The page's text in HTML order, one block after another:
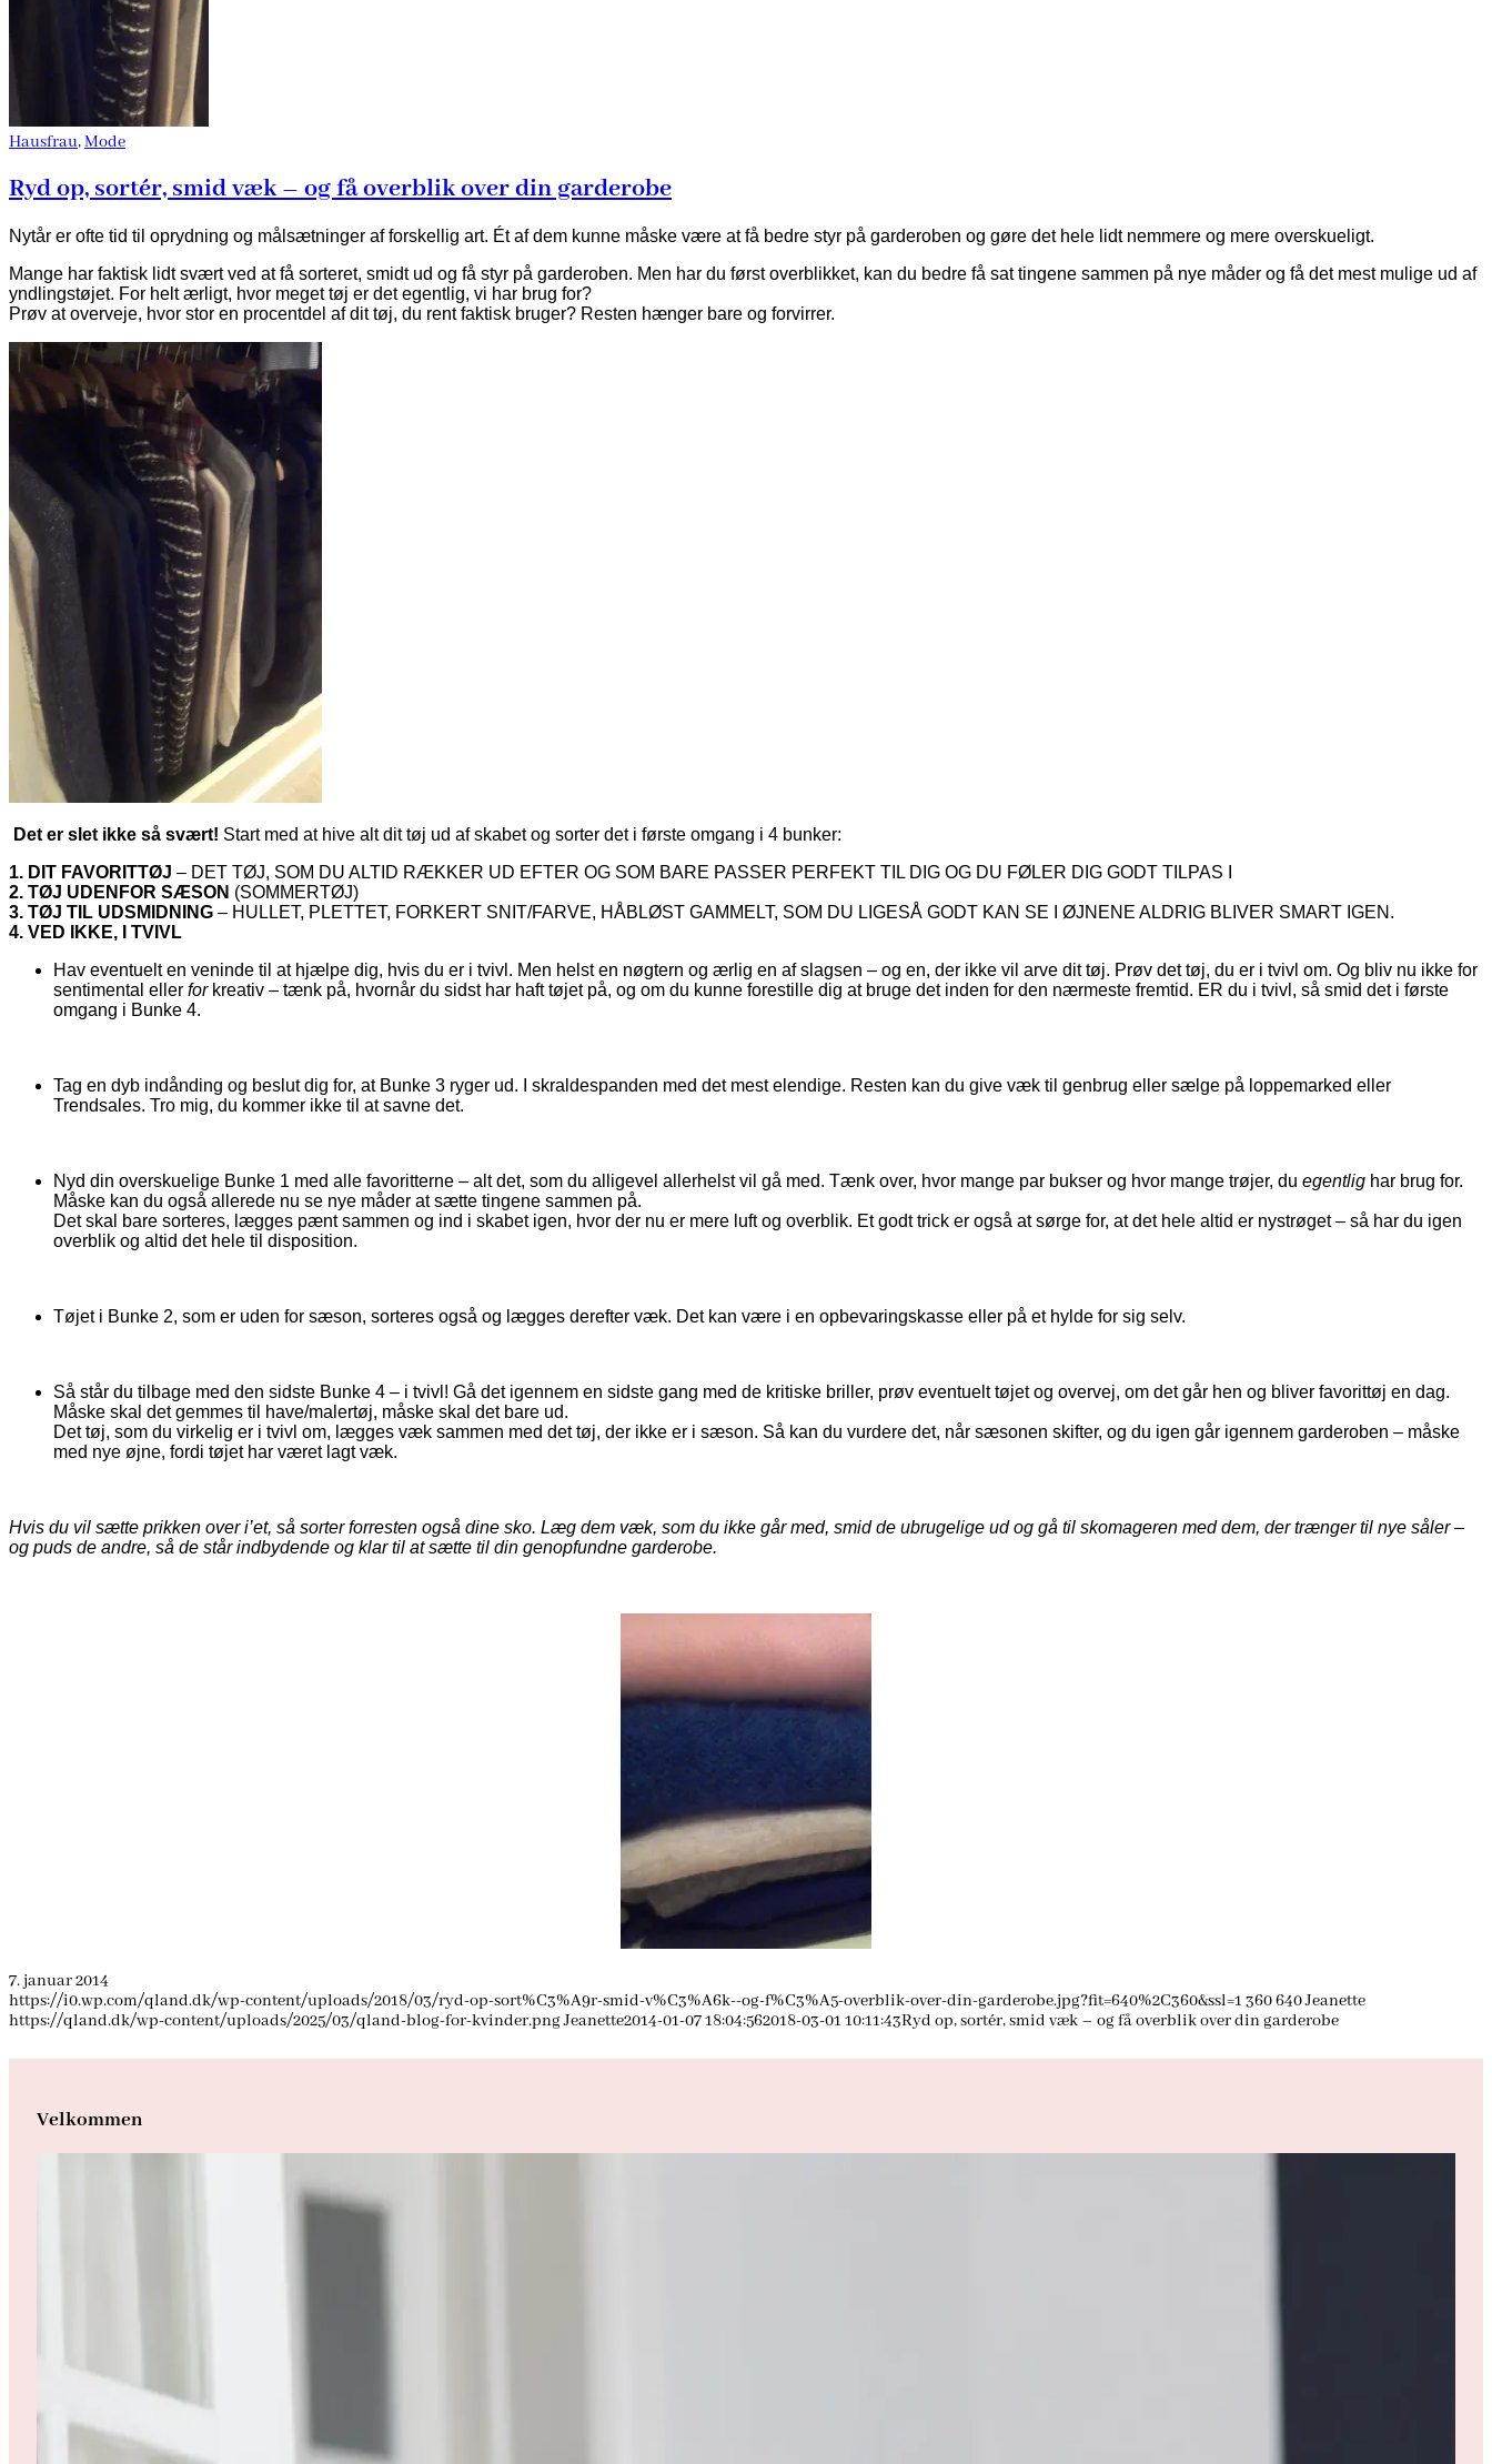
Hausfrau,Mode
Ryd op, sortér, smid væk – og få overblik over din garderobe
Nytår er ofte tid til oprydning og målsætninger af forskellig art. Ét af dem kunne måske være at få bedre styr på garderoben og gøre det hele lidt nemmere og mere overskueligt.
Mange har faktisk lidt svært ved at få sorteret, smidt ud og få styr på garderoben. Men har du først overblikket, kan du bedre få sat tingene sammen på nye måder og få det mest mulige ud af
yndlingstøjet. For helt ærligt, hvor meget tøj er det egentlig, vi har brug for?
Prøv at overveje, hvor stor en procentdel af dit tøj, du rent faktisk bruger? Resten hænger bare og forvirrer.
Det er slet ikke så svært! Start med at hive alt dit tøj ud af skabet og sorter det i første omgang i 4 bunker:
1. DIT FAVORITTØJ – DET TØJ, SOM DU ALTID RÆKKER UD EFTER OG SOM BARE PASSER PERFEKT TIL DIG OG DU FØLER DIG GODT TILPAS I
2. TØJ UDENFOR SÆSON (SOMMERTØJ)
3. TØJ TIL UDSMIDNING – HULLET, PLETTET, FORKERT SNIT/FARVE, HÅBLØST GAMMELT, SOM DU LIGESÅ GODT KAN SE I ØJNENE ALDRIG BLIVER SMART IGEN.
4. VED IKKE, I TVIVL
Hav eventuelt en veninde til at hjælpe dig, hvis du er i tvivl. Men helst en nøgtern og ærlig en af slagsen – og en, der ikke vil arve dit tøj. Prøv det tøj, du er i tvivl om. Og bliv nu ikke for
sentimental eller forkreativ – tænk på, hvornår du sidst har haft tøjet på, og om du kunne forestille dig at bruge det inden for den nærmeste fremtid. ER du i tvivl, så smid det i første
omgang i Bunke 4.
Tag en dyb indånding og beslut dig for, at Bunke 3 ryger ud. I skraldespanden med det mest elendige. Resten kan du give væk til genbrug eller sælge på loppemarked eller
Trendsales. Tro mig, du kommer ikke til at savne det.
Nyd din overskuelige Bunke 1 med alle favoritterne – alt det, som du alligevel allerhelst vil gå med. Tænk over, hvor mange par bukser og hvor mange trøjer, du egentlig har brug for.
Måske kan du også allerede nu se nye måder at sætte tingene sammen på.
Det skal bare sorteres, lægges pænt sammen og ind i skabet igen, hvor der nu er mere luft og overblik. Et godt trick er også at sørge for, at det hele altid er nystrøget – så har du igen
overblik og altid det hele til disposition.
Tøjet i Bunke 2, som er uden for sæson, sorteres også og lægges derefter væk. Det kan være i en opbevaringskasse eller på et hylde for sig selv.
Så står du tilbage med den sidste Bunke 4 – i tvivl! Gå det igennem en sidste gang med de kritiske briller, prøv eventuelt tøjet og overvej, om det går hen og bliver favorittøj en dag.
Måske skal det gemmes til have/malertøj, måske skal det bare ud.
Det tøj, som du virkelig er i tvivl om, lægges væk sammen med det tøj, der ikke er i sæson. Så kan du vurdere det, når sæsonen skifter, og du igen går igennem garderoben – måske
med nye øjne, fordi tøjet har været lagt væk.
Hvis du vil sætte prikken over i’et, så sorter forresten også dine sko. Læg dem væk, som du ikke går med, smid de ubrugelige ud og gå til skomageren med dem, der trænger til nye såler –
og puds de andre, så de står indbydende og klar til at sætte til din genopfundne garderobe.
7. januar 2014
https://i0.wp.com/qland.dk/wp-content/uploads/2018/03/ryd-op-sort%C3%A9r-smid-v%C3%A6k--og-f%C3%A5-overblik-over-din-garderobe.jpg?fit=640%2C360&ssl=1 360640Jeanette
https://qland.dk/wp-content/uploads/2025/03/qland-blog-for-kvinder.pngJeanette2014-01-07 18:04:562018-03-01 10:11:43Ryd op, sortér, smid væk – og få overblik over din garderobe
Velkommen